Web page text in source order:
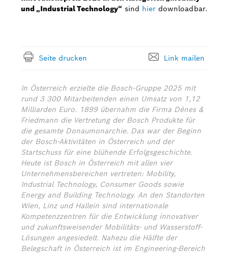
und „Industrial Technology“ sind hier downloadbar.
Seite drucken Link mailen
In Österreich erzielte die Bosch-Gruppe 2025 mit
rund 3 300 Mitarbeitenden einen Umsatz von 1,12
Milliarden Euro. 1899 übernahm die Firma Dénes &
Friedmann die Vertretung der Bosch Produkte für
die gesamte Donaumonarchie. Das war der Beginn
der Bosch-Aktivitäten in Österreich und der
Startschuss für eine blühende Erfolgsgeschichte.
Heute ist Bosch in Österreich mit allen vier
Unternehmensbereichen vertreten: Mobility,
Industrial Technology, Consumer Goods sowie
Energy and Building Technology. An den Standorten
Wien, Linz und Hallein sind internationale
Kompetenzzentren für die Entwicklung innovativer
und zukunftsweisender Mobilitäts- und Wasserstoff-
Lösungen angesiedelt. Nahezu die Hälfte der
Belegschaft in Österreich ist im Engineering-Bereich